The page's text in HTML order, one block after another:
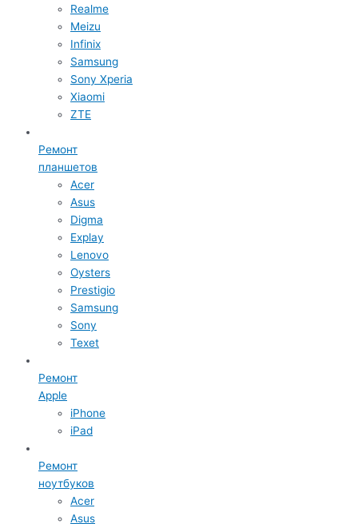
Realme
Meizu
Infinix
Samsung
Sony Xperia
Xiaomi
ZTE
Ремонт
планшетов
Acer
Asus
Digma
Explay
Lenovo
Oysters
Prestigio
Samsung
Sony
Texet
Ремонт
Apple
iPhone
iPad
Ремонт
ноутбуков
Acer
Asus